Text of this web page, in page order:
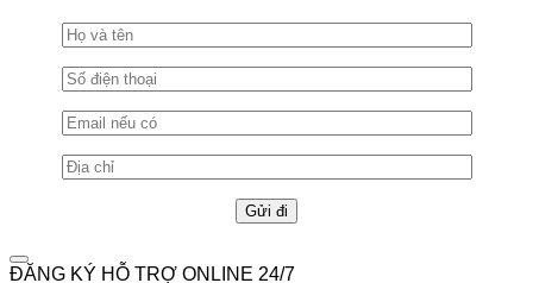
ĐĂNG KÝ HỖ TRỢ ONLINE 24/7